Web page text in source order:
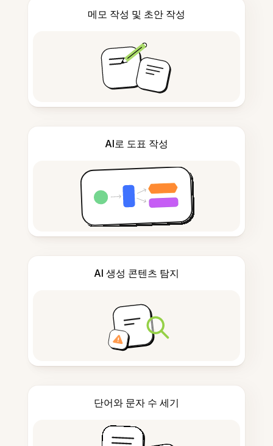
메모 작성 및 초안 작성
AI로 도표 작성
AI 생성 콘텐츠 탐지
단어와 문자 수 세기